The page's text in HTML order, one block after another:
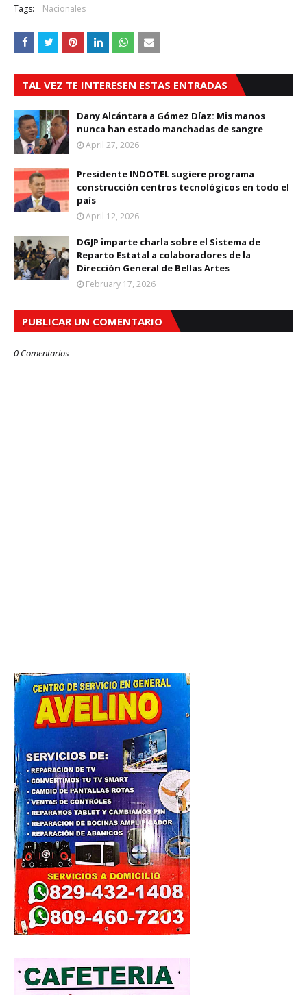
Tags: Nacionales
TAL VEZ TE INTERESEN ESTAS ENTRADAS
Dany Alcántara a Gómez Díaz: Mis manos
nunca han estado manchadas de sangre
April 27, 2026
Presidente INDOTEL sugiere programa
construcción centros tecnológicos en todo el
país
April 12, 2026
DGJP imparte charla sobre el Sistema de
Reparto Estatal a colaboradores de la
Dirección General de Bellas Artes
February 17, 2026
PUBLICAR UN COMENTARIO
0 Comentarios